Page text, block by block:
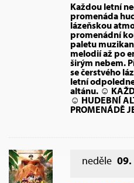
Každou letní
promenáda
lázeňskou
promenádní
paletu
melodií až po
širým nebem.
se čerstvého
letní
altánu. ☺
☺ HUDEBNÍ
PROMENÁDĚ
neděle 09.